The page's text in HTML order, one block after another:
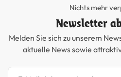
Nichts mehr
Newsletter
Melden Sie sich zu unserem
aktuelle News sowie
Newsletter abonnieren